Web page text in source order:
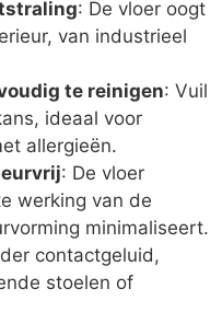
: De vloer oogt
van industrieel
te reinigen: Vuil
ideaal voor
allergieën.
: De vloer
werking van de
minimaliseert.
contactgeluid,
stoelen of